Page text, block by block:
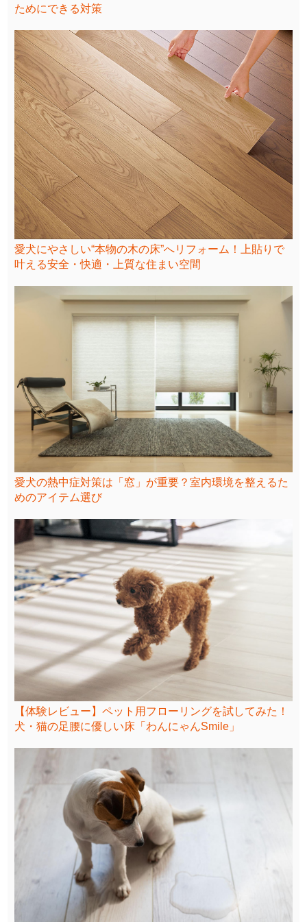
ためにできる対策
愛犬にやさしい“本物の木の床”へリフォーム！上貼りで
叶える安全・快適・上質な住まい空間
愛犬の熱中症対策は「窓」が重要？室内環境を整えるた
めのアイテム選び
【体験レビュー】ペット用フローリングを試してみた！
犬・猫の足腰に優しい床「わんにゃんSmile」